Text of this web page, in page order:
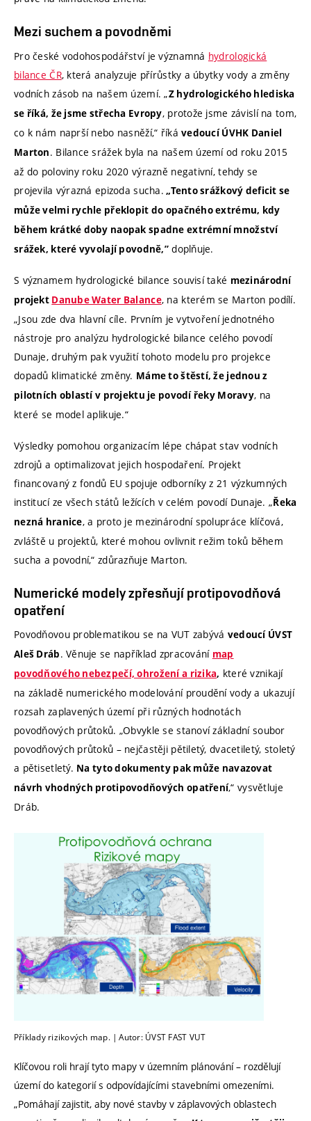
Mezi suchem a povodněmi
Pro české vodohospodářství je významná hydrologická
bilance ČR, která analyzuje přírůstky a úbytky vody a změny
vodních zásob na našem území. „Z hydrologického hlediska
se říká, že jsme střecha Evropy, protože jsme závislí na tom,
co k nám naprší nebo nasněží,“ říkávedoucí ÚVHK Daniel
Marton. Bilance srážek byla na našem území od roku 2015
až do poloviny roku 2020 výrazně negativní, tehdy se
projevila výrazná epizoda sucha. „Tento srážkový deficit se
může velmi rychle překlopit do opačného extrému, kdy
během krátké doby naopak spadne extrémní množství
srážek, které vyvolají povodně,”doplňuje.
S významem hydrologické bilance souvisí také mezinárodní
projekt Danube Water Balance, na kterém se Marton podílí.
„Jsou zde dva hlavní cíle. Prvním je vytvoření jednotného
nástroje pro analýzu hydrologické bilance celého povodí
Dunaje, druhým pak využití tohoto modelu pro projekce
dopadů klimatické změny. Máme to štěstí, že jednou z
pilotních oblastí v projektu je povodí řeky Moravy, na
které se model aplikuje.“
Výsledky pomohou organizacím lépe chápat stav vodních
zdrojů a optimalizovat jejich hospodaření. Projekt
financovaný z fondů EU spojuje odborníky z 21 výzkumných
institucí ze všech států ležících v celém povodí Dunaje. „Řeka
nezná hranice, a proto je mezinárodní spolupráce klíčová,
zvláště u projektů, které mohou ovlivnit režim toků během
sucha a povodní,“ zdůrazňuje Marton.
Numerické modely zpřesňují protipovodňová
opatření
Povodňovou problematikou se na VUT zabývá vedoucí ÚVST
Aleš Dráb. Věnuje se například zpracování map
povodňového nebezpečí, ohrožení a rizika, které vznikají
na základě numerického modelování proudění vody a ukazují
rozsah zaplavených území při různých hodnotách
povodňových průtoků. „Obvykle se stanoví základní soubor
povodňových průtoků – nejčastěji pětiletý, dvacetiletý, stoletý
a pětisetletý. Na tyto dokumenty pak může navazovat
návrh vhodných protipovodňových opatření,“ vysvětluje
Dráb.
Příklady rizikových map. | Autor: ÚVST FAST VUT
Klíčovou roli hrají tyto mapy v územním plánování – rozdělují
území do kategorií s odpovídajícími stavebními omezeními.
„Pomáhají zajistit, aby nové stavby v záplavových oblastech